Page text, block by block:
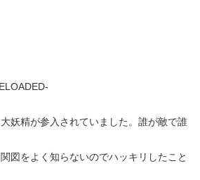
大妖精が参入されていました。誰が敵で誰
図をよく知らないのでハッキリしたこと